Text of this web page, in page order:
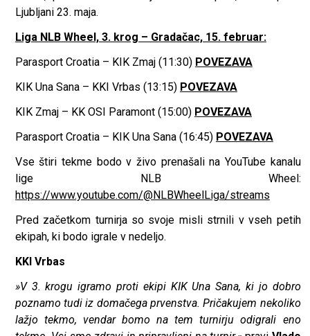
Ljubljani 23. maja.
Liga NLB Wheel, 3. krog – Gradačac, 15. februar:
Parasport Croatia – KIK Zmaj (11:30) POVEZAVA
KIK Una Sana – KKI Vrbas (13:15) POVEZAVA
KIK Zmaj – KK OSI Paramont (15:00) POVEZAVA
Parasport Croatia – KIK Una Sana (16:45) POVEZAVA
Vse štiri tekme bodo v živo prenašali na YouTube kanalu
lige NLB Wheel:
https://www.youtube.com/@NLBWheelLiga/streams
Pred začetkom turnirja so svoje misli strnili v vseh petih
ekipah, ki bodo igrale v nedeljo.
KKI Vrbas
»V 3. krogu igramo proti ekipi KIK Una Sana, ki jo dobro
poznamo tudi iz domačega prvenstva. Pričakujem nekoliko
lažjo tekmo, vendar bomo na tem turnirju odigrali eno